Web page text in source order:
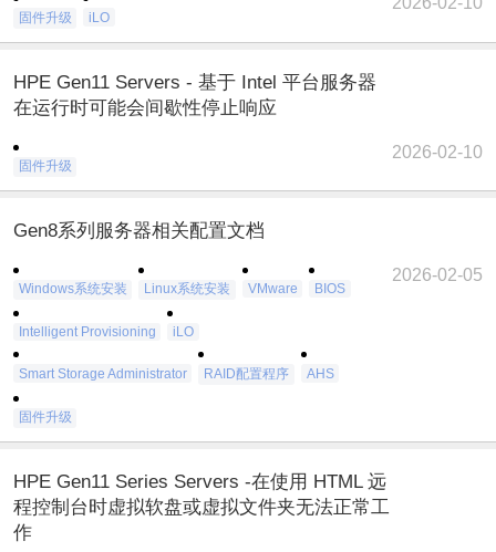
固件升级 iLO
HPE Gen11 Servers - 基于 Intel 平台服务器
在运行时可能会间歇性停止响应
固件升级
2026-02-10
Gen8系列服务器相关配置文档
Windows系统安装 Linux系统安装 VMware BIOS
Intelligent Provisioning iLO
Smart Storage Administrator RAID配置程序 AHS
固件升级
2026-02-05
HPE Gen11 Series Servers -在使用 HTML 远
程控制台时虚拟软盘或虚拟文件夹无法正常工
作